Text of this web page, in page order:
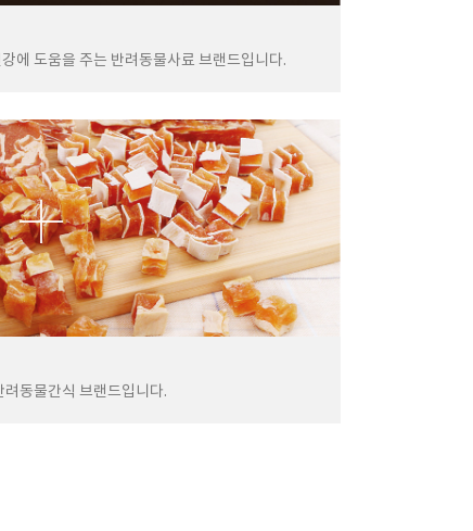
에 도움을 주는 반려동물사료 브랜드입니다.
동물간식 브랜드입니다.